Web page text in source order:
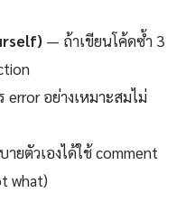
— ถ้าเขียนโค้ดซ้ำ 3
error อย่างเหมาะสมไม่
ยตัวเองได้ใช้ comment
what)